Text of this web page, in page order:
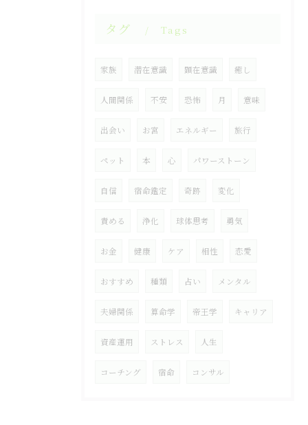
タグ Tags
家族 潜在意識 顕在意識 癒し
人間関係 不安 恐怖 月 意味
出会い お宮 エネルギー 旅行
ペット 本 心 パワーストーン
自信 宿命鑑定 奇跡 変化
責める 浄化 球体思考 勇気
お金 健康 ケア 相性 恋愛
おすすめ 種類 占い メンタル
夫婦関係 算命学 帝王学 キャリア
資産運用 ストレス 人生
コーチング 宿命 コンサル